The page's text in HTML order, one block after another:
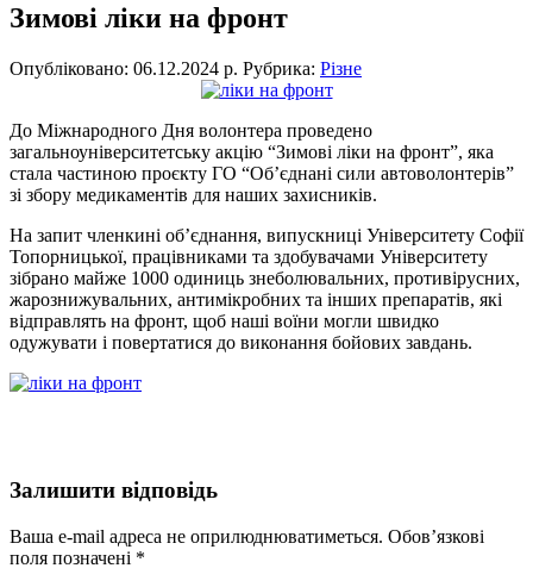
Зимові ліки на фронт
Опубліковано: 06.12.2024 р. Рубрика: Різне
До Міжнародного Дня волонтера проведено
загальноуніверситетську акцію “Зимові ліки на фронт”, яка
стала частиною проєкту ГО “Об’єднані сили автоволонтерів”
зі збору медикаментів для наших захисників.
На запит членкині об’єднання, випускниці Університету Софії
Топорницької, працівниками та здобувачами Університету
зібрано майже 1000 одиниць знеболювальних, противірусних,
жарознижувальних, антимікробних та інших препаратів, які
відправлять на фронт, щоб наші воїни могли швидко
одужувати і повертатися до виконання бойових завдань.
Залишити відповідь
Ваша e-mail адреса не оприлюднюватиметься. Обов’язкові
поля позначені *